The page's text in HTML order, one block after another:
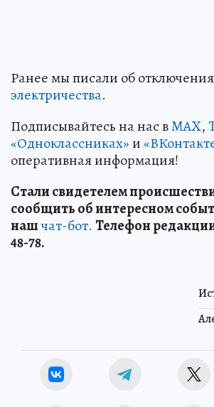
Ранее мы писали об
электричества.
Подписывайтесь на нас вMAX,
«Одноклассниках»и
оперативная информация!
Стали свидетелем
сообщить об интересном
нашчат-бот. Телефон
48-78.